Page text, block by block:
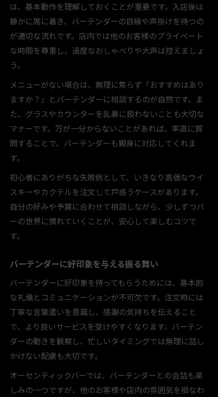
は、基本動作を理解しておくことが重要です。入店後は
静かに席に着き、バーテンダーの目線や声掛けを待つの
が適切な流れです。店内では他のお客様のプライベート
な時間を尊重し、過度なおしゃべりや大声は控えましょ
う。
メニューがない場合は、無理に焦らず「おすすめはあり
ますか？」とバーテンダーに相談するのが自然です。ま
た、グラスやカウンターを乱暴に扱わないことも大切な
マナーです。万が一分からないことがあれば、率直に質
問することで、バーテンダーも親身に対応してくれま
す。
初心者にありがちな失敗例として、いきなり高価なウイ
スキーやカクテルを注文して戸惑うケースがあります。
自分の好みや予算に合わせて相談しながら、少しずつバ
ーの世界に慣れていくことが、安心して楽しむコツで
す。
バーテンダーに好印象を与える振る舞い
バーテンダーに好印象を持ってもらうためには、基本的
な礼儀とコミュニケーションが不可欠です。注文時には
丁寧な言葉遣いを意識し、感謝の気持ちを伝えること
で、より良いサービスを受けやすくなります。バーテン
ダーの動きを観察し、忙しいタイミングでは無理に話し
かけない配慮も大切です。
オーセンティックバーでは、バーテンダーとの会話も楽
しみの一つですが、他のお客様や店内の雰囲気を損なわ